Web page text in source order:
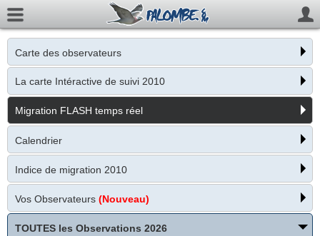
Carte des observateurs
La carte Intéractive de suivi 2010
Migration FLASH temps réel
Calendrier
Indice de migration 2010
Vos Observateurs (Nouveau)
TOUTES les Observations 2026